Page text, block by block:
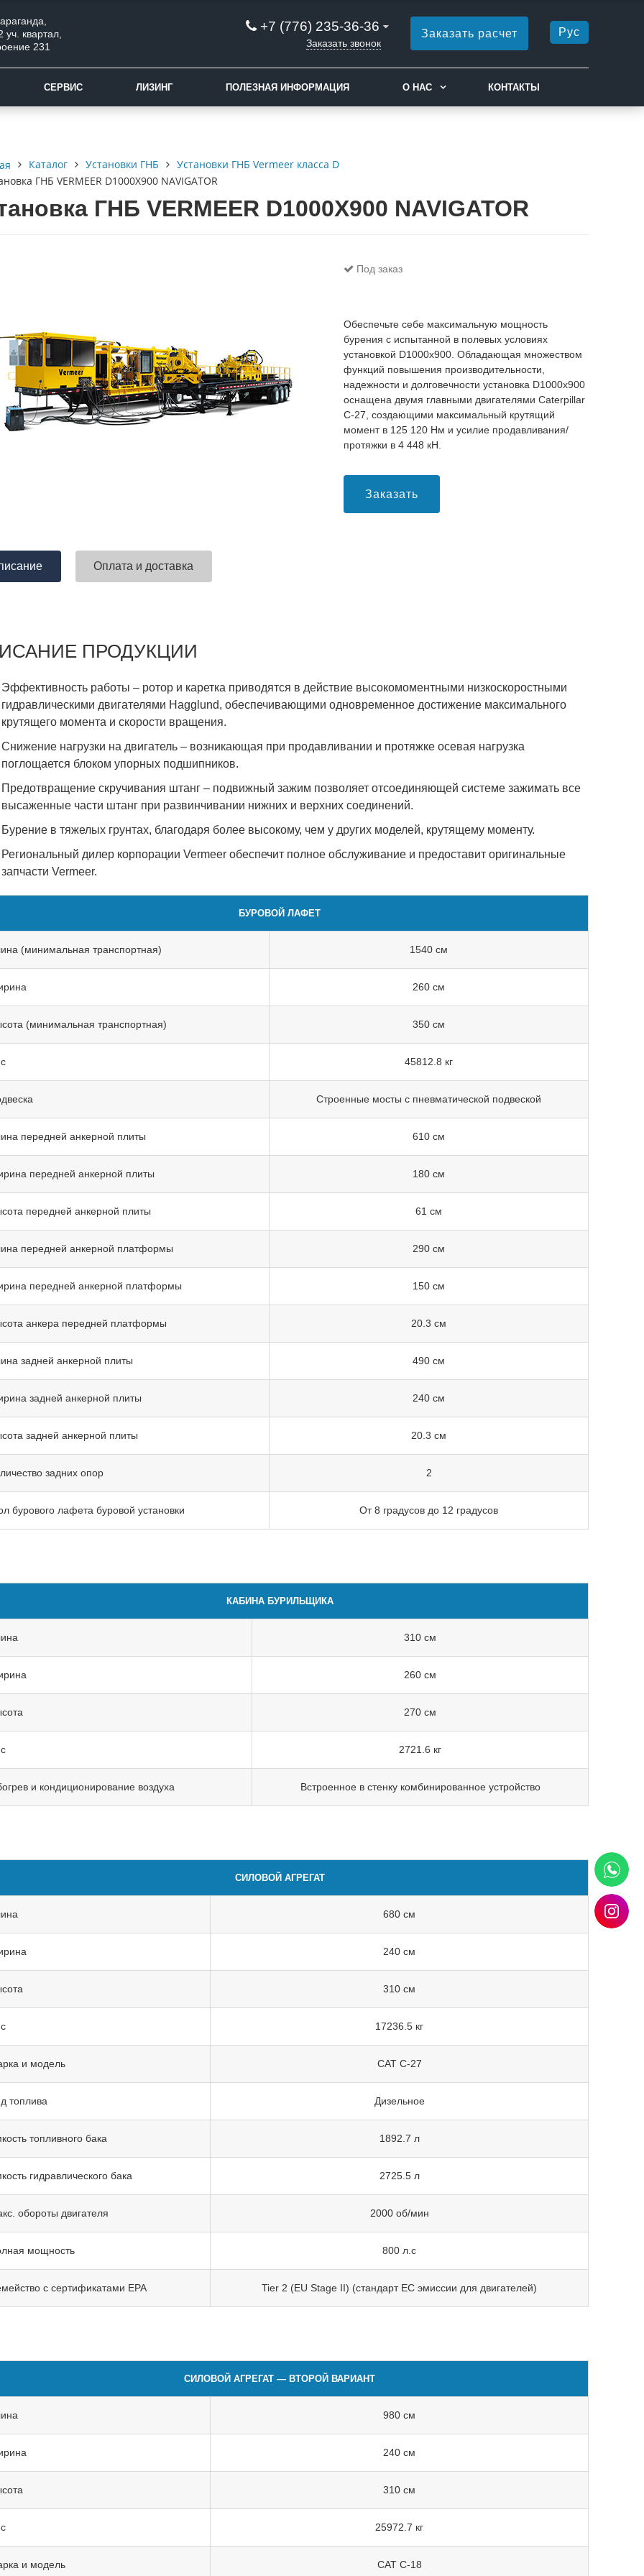
уч. квартал,
231
+7 (776) 235-36-36
Заказать звонок
Заказать расчет Рус
СЕРВИС ЛИЗИНГ ПОЛЕЗНАЯ ИНФОРМАЦИЯ О НАС КОНТАКТЫ
Каталог Установки ГНБ
Установки ГНБ Vermeer класса D
ГНБ VERMEER D1000X900 NAVIGATOR
ГНБ VERMEER D1000X900 NAVIGATOR
Под заказ
Обеспечьте себе максимальную мощность
бурения с испытанной в полевых условиях
установкой D1000x900. Обладающая множеством
функций повышения производительности,
надежности и долговечности установка D1000x900
оснащена двумя главными двигателями Caterpillar
C-27, создающими максимальный крутящий
момент в 125 120 Нм и усилие продавливания/
протяжки в 4 448 кН.
Заказать
Оплата и доставка
ПРОДУКЦИИ
Эффективность работы – ротор и каретка приводятся в действие высокомоментными низкоскоростными
гидравлическими двигателями Hagglund, обеспечивающими одновременное достижение максимального
крутящего момента и скорости вращения.
Снижение нагрузки на двигатель – возникающая при продавливании и протяжке осевая нагрузка
поглощается блоком упорных подшипников.
Предотвращение скручивания штанг – подвижный зажим позволяет отсоединяющей системе зажимать все
высаженные части штанг при развинчивании нижних и верхних соединений.
Бурение в тяжелых грунтах, благодаря более высокому, чем у других моделей, крутящему моменту.
Региональный дилер корпорации Vermeer обеспечит полное обслуживание и предоставит оригинальные
запчасти Vermeer.
БУРОВОЙ ЛАФЕТ
(минимальная транспортная) 1540 см
260 см
(минимальная транспортная) 350 см
45812.8 кг
Строенные мосты с пневматической подвеской
передней анкерной плиты 610 см
передней анкерной плиты 180 см
передней анкерной плиты 61 см
передней анкерной платформы 290 см
передней анкерной платформы 150 см
анкера передней платформы 20.3 см
задней анкерной плиты 490 см
задней анкерной плиты 240 см
задней анкерной плиты 20.3 см
задних опор 2
бурового лафета буровой установки От 8 градусов до 12 градусов
КАБИНА БУРИЛЬЩИКА
310 см
260 см
270 см
2721.6 кг
и кондиционирование воздуха Встроенное в стенку комбинированное устройство
СИЛОВОЙ АГРЕГАТ
680 см
240 см
310 см
17236.5 кг
и модель CAT C-27
топлива Дизельное
топливного бака 1892.7 л
гидравлического бака 2725.5 л
обороты двигателя 2000 об/мин
мощность 800 л.с
с сертификатами EPA Tier 2 (EU Stage II) (стандарт ЕС эмиссии для двигателей)
СИЛОВОЙ АГРЕГАТ — ВТОРОЙ ВАРИАНТ
980 см
240 см
310 см
25972.7 кг
и модель CAT C-18